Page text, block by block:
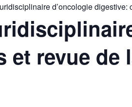
d’oncologie
et revue de